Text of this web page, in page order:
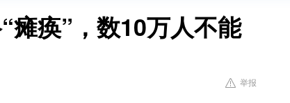
瘫痪”，数10万人不能
举报